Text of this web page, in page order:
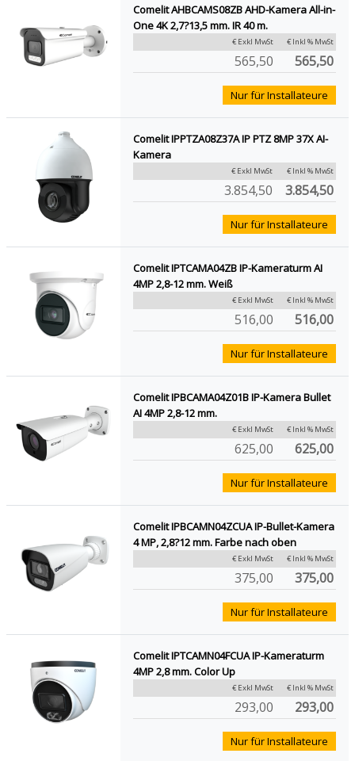
Comelit AHBCAMS08ZB AHD-Kamera All-in-
One 4K 2,7?13,5 mm. IR 40 m.
€ Exkl MwSt € Inkl % MwSt
565,50 565,50
Nur für Installateure
Comelit IPPTZA08Z37A IP PTZ 8MP 37X AI-
Kamera
€ Exkl MwSt € Inkl % MwSt
3.854,50 3.854,50
Nur für Installateure
Comelit IPTCAMA04ZB IP-Kameraturm AI
4MP 2,8-12 mm. Weiß
€ Exkl MwSt € Inkl % MwSt
516,00 516,00
Nur für Installateure
Comelit IPBCAMA04Z01B IP-Kamera Bullet
AI 4MP 2,8-12 mm.
€ Exkl MwSt € Inkl % MwSt
625,00 625,00
Nur für Installateure
Comelit IPBCAMN04ZCUA IP-Bullet-Kamera
4 MP, 2,8?12 mm. Farbe nach oben
€ Exkl MwSt € Inkl % MwSt
375,00 375,00
Nur für Installateure
Comelit IPTCAMN04FCUA IP-Kameraturm
4MP 2,8 mm. Color Up
€ Exkl MwSt € Inkl % MwSt
293,00 293,00
Nur für Installateure